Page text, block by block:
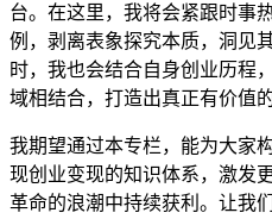
台。在这里，我将会紧跟时事
例，剥离表象探究本质，洞见
时，我也会结合自身创业历程
域相结合，打造出真正有价值
我期望通过本专栏，能为大家
现创业变现的知识体系，激发
革命的浪潮中持续获利。让我